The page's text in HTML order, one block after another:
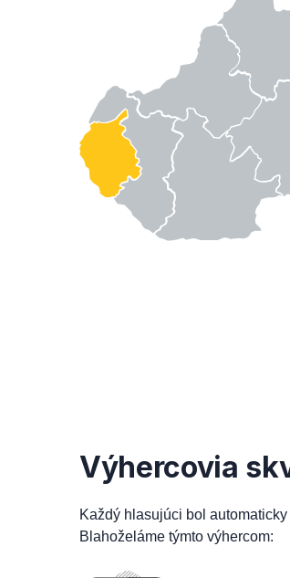
Výhercovia
Každý hlasujúci bol
Blahoželáme týmto výhercom: